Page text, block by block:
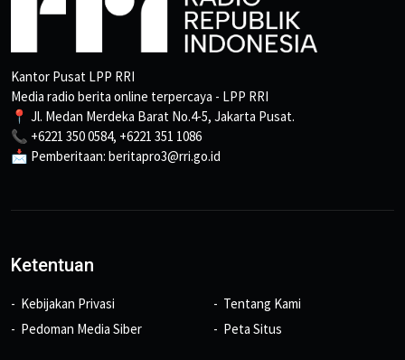
Kantor Pusat LPP RRI
Media radio berita online terpercaya - LPP RRI
📍 Jl. Medan Merdeka Barat No.4-5, Jakarta Pusat.
📞 +6221 350 0584, +6221 351 1086
📩 Pemberitaan: beritapro3@rri.go.id
Ketentuan
Kebijakan Privasi
Pedoman Media Siber
Tentang Kami
Peta Situs